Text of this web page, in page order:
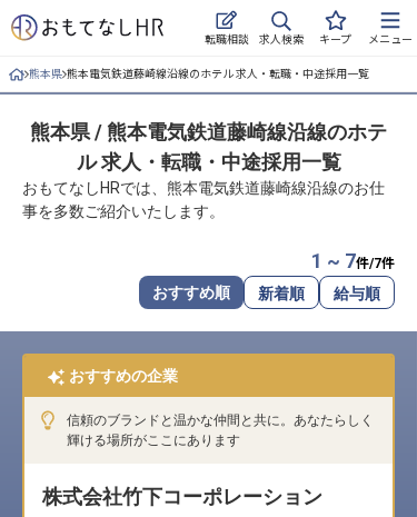
転職相談 求人検索 キープ メニュー
ログイン
求人・施設を探す
キープした求人
おもてなしHRについて
よくある質問
ホテル・宿泊業界情報コラム
熊本県 熊本電気鉄道藤崎線沿線のホテル 求人・転職・中途採用一覧
熊本県 / 熊本電気鉄道藤崎線沿線のホテ
ル 求人・転職・中途採用一覧
おもてなしHRでは、熊本電気鉄道藤崎線沿線のお仕
事を多数ご紹介いたします。
1 ~ 7件/7件
おすすめ順 新着順 給与順
おすすめの企業
信頼のブランドと温かな仲間と共に。あなたらしく
輝ける場所がここにあります
株式会社竹下コーポレーション